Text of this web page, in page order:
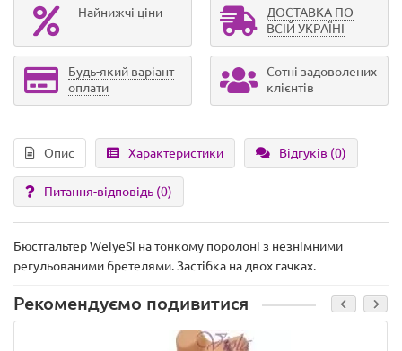
Найнижчі ціни
ДОСТАВКА ПО
ВСІЙ УКРАЇНІ
Будь-який варіант
оплати
Сотні задоволених
клієнтів
Опис Характеристики Відгуків (0)
Питання-відповідь (0)
Бюстгальтер WeiyeSi на тонкому поролоні з незнімними
регульованими бретелями. Застібка на двох гачках.
Рекомендуємо подивитися